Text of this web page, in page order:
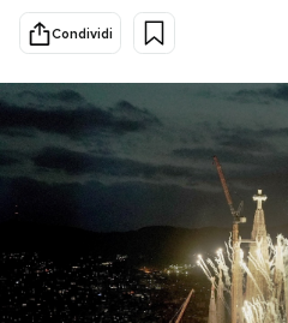
Cultura
Sport
NEWSLETTER
Condividi